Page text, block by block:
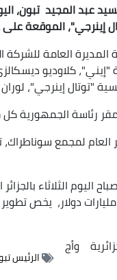
عبد المجيد تبون،
إينرجي"، الموقعة
المديرة العامة
"إيني"، كلاوديو
"توتال إينرجي"،
رئاسة الجمهورية كل
لمجمع
اليوم الثلاثاء
وأج
الرئيس